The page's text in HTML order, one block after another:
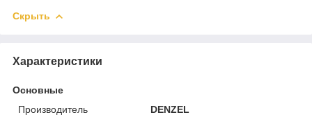
Скрыть
Характеристики
Основные
Производитель
DENZEL